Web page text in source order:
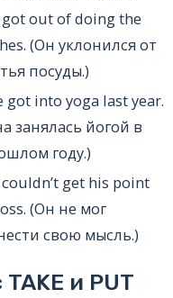
got out of doing the
(Он уклонился от
посуды.)
got into yoga last year.
занялась йогой в
году.)
get his point
(Он не мог
свою мысль.)
и PUT